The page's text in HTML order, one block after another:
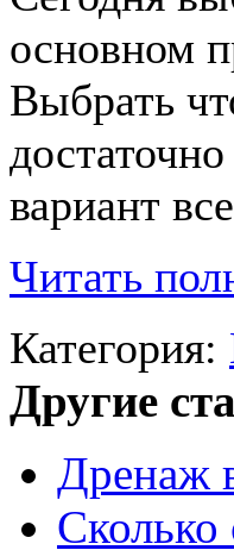
основном
Выбрать
вариант
Читать
Категория:
Другие
Дренаж
Сколько